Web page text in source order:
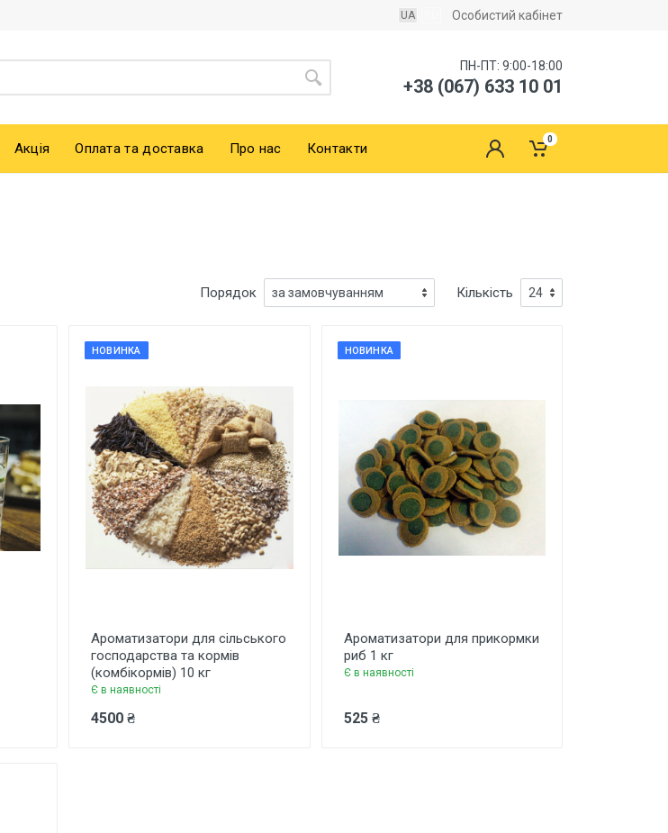
UA Особистий кабінет
ПН-ПТ: 9:00-18:00
+38 (067) 633 10 01
Акція Оплата та доставка Про нас Контакти
0
Порядок Кількість
НОВИНКА
Ароматизатори для сільського
господарства та кормів
(комбікормів) 10 кг
Є в наявності
4500 ₴
НОВИНКА
Ароматизатори для прикормки
риб 1 кг
Є в наявності
525 ₴